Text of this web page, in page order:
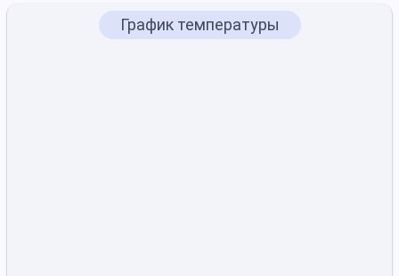
График температуры